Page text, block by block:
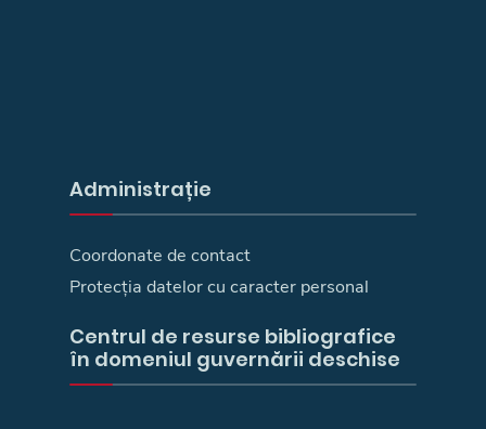
Administrație
Coordonate de contact
Protecția datelor cu caracter personal
Centrul de resurse bibliografice
în domeniul guvernării deschise